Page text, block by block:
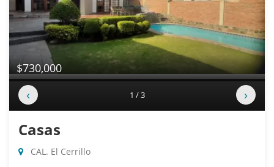
$730,000
‹ 1 / 3 ›
Casas
CAL. El Cerrillo